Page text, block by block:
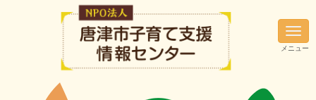
N
a
v
メニュー